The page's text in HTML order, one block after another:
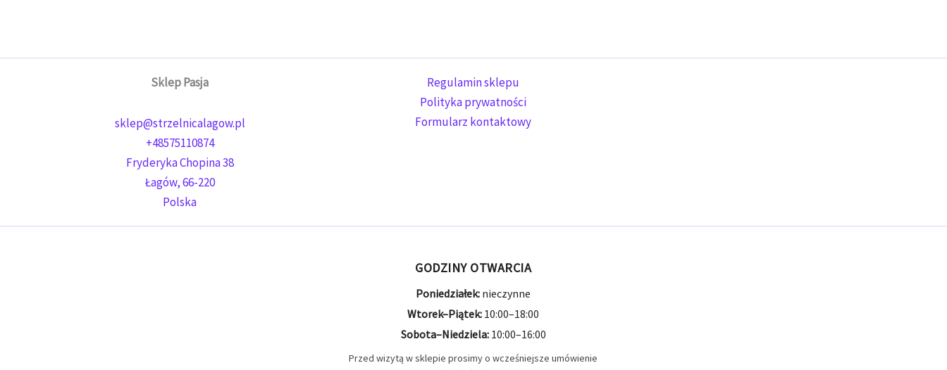
Sklep Pasja
sklep@strzelnicalagow.pl
+48575110874
Fryderyka Chopina 38
Łagów,66-220
Polska
Regulamin sklepu
Polityka prywatności
Formularz kontaktowy
GODZINY OTWARCIA
Poniedziałek: nieczynne
Wtorek–Piątek: 10:00–18:00
Sobota–Niedziela:10:00–16:00
Przed wizytą w sklepie prosimy o wcześniejsze umówienie